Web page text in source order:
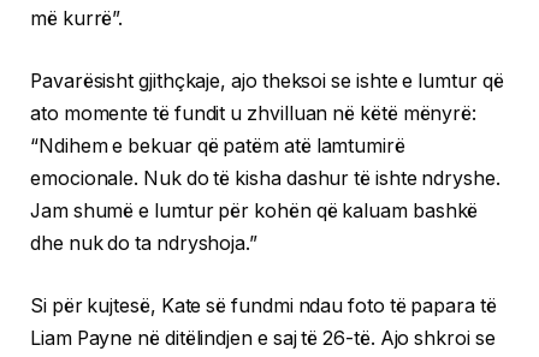
më kurrë”.
Pavarësisht gjithçkaje, ajo theksoi se ishte e lumtur që
ato momente të fundit u zhvilluan në këtë mënyrë:
“Ndihem e bekuar që patëm atë lamtumirë
emocionale. Nuk do të kisha dashur të ishte ndryshe.
Jam shumë e lumtur për kohën që kaluam bashkë
dhe nuk do ta ndryshoja.”
Si për kujtesë, Kate së fundmi ndau foto të papara të
Liam Payne në ditëlindjen e saj të 26-të. Ajo shkroi se